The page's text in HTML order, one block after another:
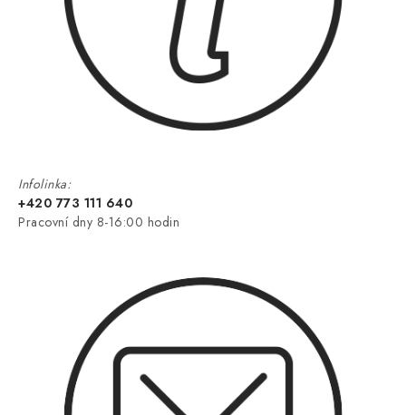
Infolinka:
+420 773 111 640
Pracovní dny 8-16:00 hodin